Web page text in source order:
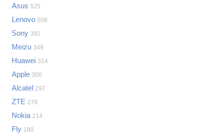
Sony
Bosch
Asus
Lenovo
Indesit
JBL
Показать еще
Проблемы по категориям
Сотовые телефоны
Сотовые телефоны
Планшеты
Asus 525
Lenovo 508
Sony 392
Meizu 349
Huawei 314
Apple 300
Alcatel 297
ZTE 278
Nokia 214
Fly 180